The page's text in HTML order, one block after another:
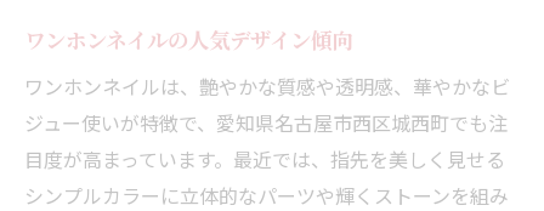
ワンホンネイルの人気デザイン傾向
ワンホンネイルは、艶やかな質感や透明感、華やかなビ
ジュー使いが特徴で、愛知県名古屋市西区城西町でも注
目度が高まっています。最近では、指先を美しく見せる
シンプルカラーに立体的なパーツや輝くストーンを組み